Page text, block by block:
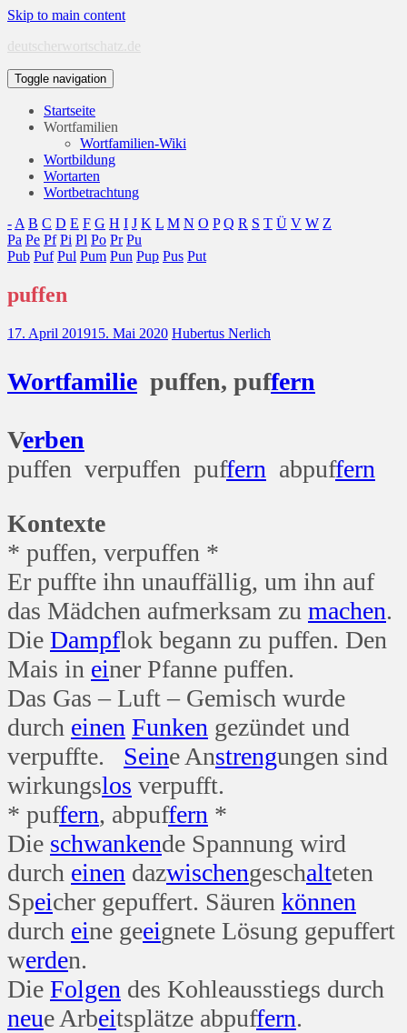
Skip to main content
deutscherwortschatz.de
Toggle navigation
Startseite
Wortfamilien
Wortfamilien-Wiki
Wortbildung
Wortarten
Wortbetrachtung
- A B C D E F G H I J K L M N O P Q R S T Ü V W Z
Pa Pe Pf Pi Pl Po Pr Pu
Pub Puf Pul Pum Pun Pup Pus Put
puffen
17. April 201915. Mai 2020 Hubertus Nerlich
Wortfamilie puffen, puffern
Verben
puffen verpuffen puffern abpuffern
Kontexte
* puffen, verpuffen *
Er puffte ihn unauffällig, um ihn auf
das Mädchen aufmerksam zu machen.
Die Dampflok begann zu puffen. Den
Mais in einer Pfanne puffen.
Das Gas – Luft – Gemisch wurde
durch einen Funken gezündet und
verpuffte. Seine Anstrengungen sind
wirkungslos verpufft.
* puffern, abpuffern *
Die schwankende Spannung wird
durch einen dazwischengeschalteten
Speicher gepuffert. Säuren können
durch eine geeignete Lösung gepuffert
werden.
Die Folgen des Kohleausstiegs durch
neue Arbeitsplätze abpuffern.